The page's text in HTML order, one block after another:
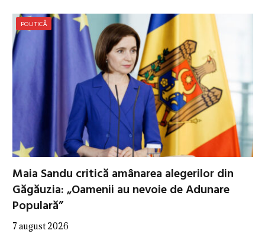
POLITICĂ
Maia Sandu critică amânarea alegerilor din
Găgăuzia: „Oamenii au nevoie de Adunare
Populară”
7 august 2026